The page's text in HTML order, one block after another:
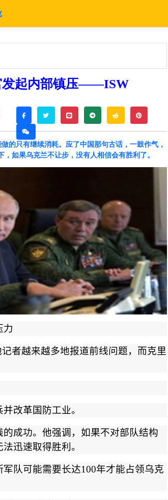
发起内部镇压——ISW
facebooktwitterline telegramreddit pinterest
weixin
的只有继续消耗。应了中国那句古话，一鼓作气，
如果乌克兰不让步，没有人相信会有胜利了。
力
者越来越多地报道前线问题，而克里
改革国防工业。
成功。他强调，如果不对部队结构
迅速取得胜利。
队可能需要长达100年才能占领乌克